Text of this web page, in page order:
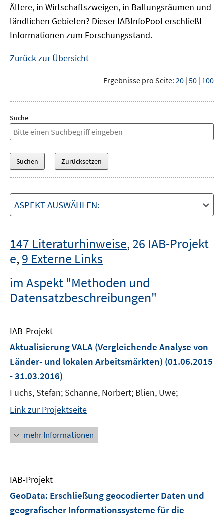
Ältere, in Wirtschaftszweigen, in Ballungsräumen und
ländlichen Gebieten? DieserIABInfoPool erschließt
Informationen zum Forschungsstand.
Zurück zur Übersicht
Ergebnisse pro Seite: 20 | 50 | 100
Suche
ASPEKT AUSWÄHLEN:
147 Literaturhinweise,26 IAB-Projekt
e,9 Externe Links
im Aspekt "Methoden und
Datensatzbeschreibungen"
IAB-Projekt
Aktualisierung VALA (Vergleichende Analyse von
Länder- und lokalen Arbeitsmärkten) (01.06.2015
- 31.03.2016)
Fuchs, Stefan; Schanne, Norbert; Blien, Uwe;
Link zur Projektseite
mehr Informationen
IAB-Projekt
GeoData: Erschließung geocodierter Daten und
geografischer Informationssysteme für die